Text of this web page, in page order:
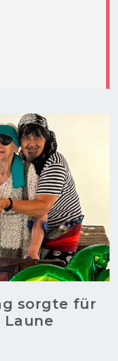
sorgte für
Laune